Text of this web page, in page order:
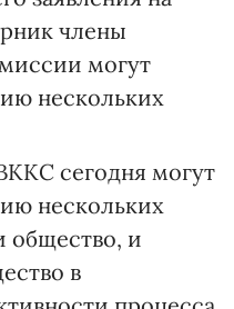
члены
могут
нескольких
сегодня могут
нескольких
общество, и
в